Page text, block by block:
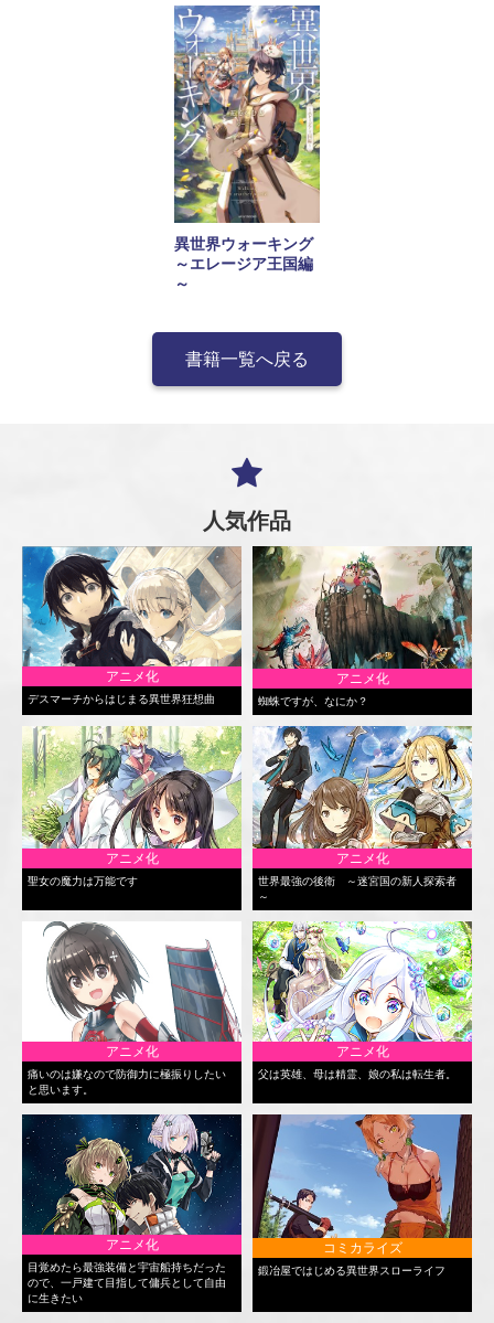
異世界ウォーキング
～エレージア王国編
～
書籍一覧へ戻る
人気作品
アニメ化
デスマーチからはじまる異世界狂想曲
アニメ化
蜘蛛ですが、なにか？
アニメ化
聖女の魔力は万能です
アニメ化
世界最強の後衛 ～迷宮国の新人探索者
～
アニメ化
痛いのは嫌なので防御力に極振りしたい
と思います。
アニメ化
父は英雄、母は精霊、娘の私は転生者。
アニメ化
目覚めたら最強装備と宇宙船持ちだった
ので、一戸建て目指して傭兵として自由
に生きたい
コミカライズ
鍛冶屋ではじめる異世界スローライフ